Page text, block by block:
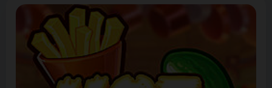
ИГРЫ
СТАТЬИ